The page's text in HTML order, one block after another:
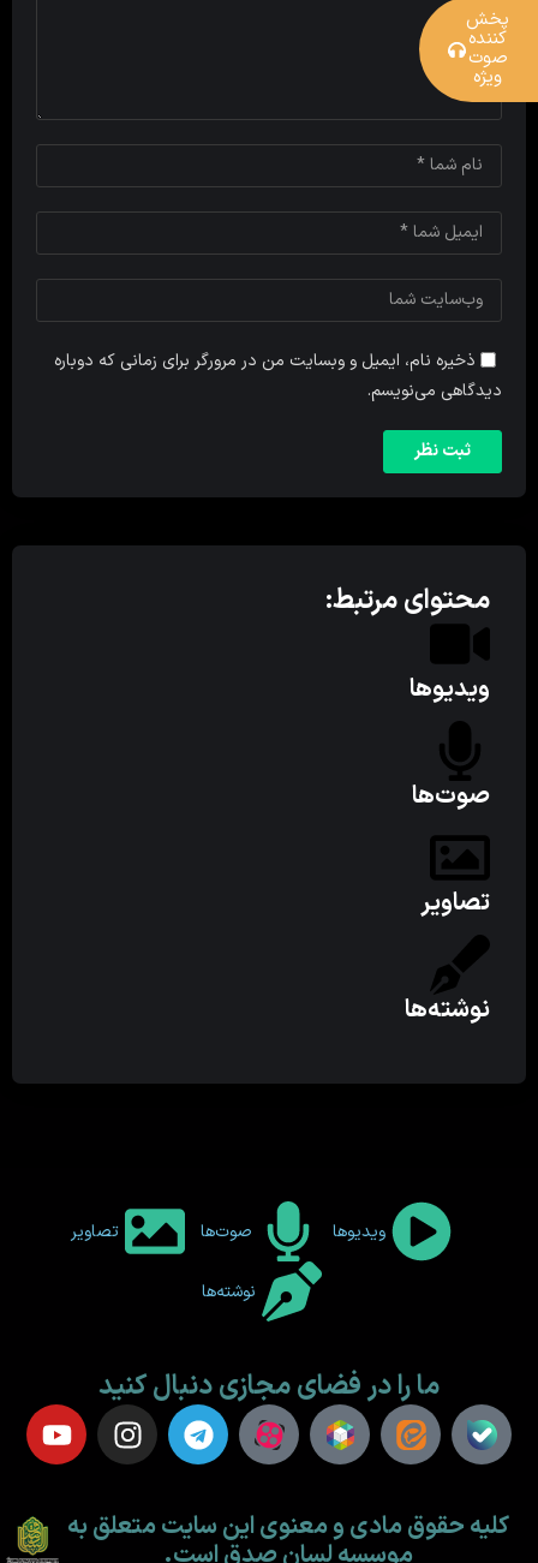
ذخیره نام، ایمیل و وبسایت من در مرورگر برای زمانی که دوباره
دیدگاهی می‌نویسم.
محتوای مرتبط:
ویدیوها
صوت‌ها
تصاویر
نوشته‌ها
ویدیوها صوت‌ها تصاویر
نوشته‌ها
ما را در فضای مجازی دنبال کنید
کلیه حقوق مادی و معنوی این سایت متعلق به
پخش
کننده
صوت
ویژه